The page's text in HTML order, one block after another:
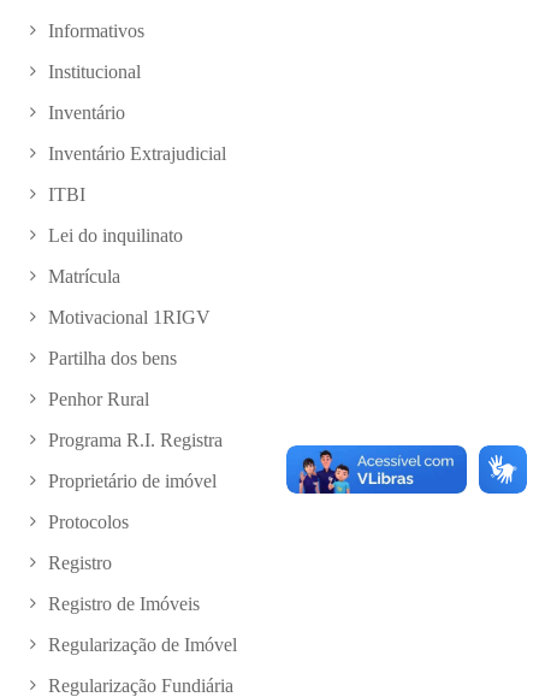
Informativos
Institucional
Inventário
Inventário Extrajudicial
ITBI
Lei do inquilinato
Matrícula
Motivacional 1RIGV
Partilha dos bens
Penhor Rural
Programa R.I. Registra
Proprietário de imóvel
Protocolos
Registro
Registro de Imóveis
Regularização de Imóvel
Regularização Fundiária